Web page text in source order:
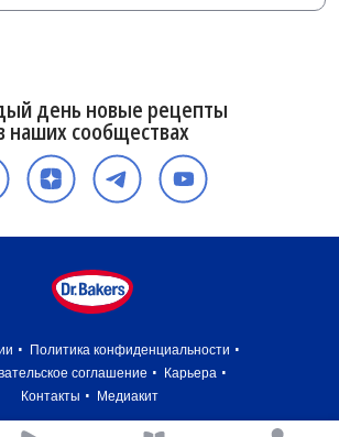
день новые рецепты
наших сообществах
Политика конфиденциальности
соглашение
Карьера
Контакты
Медиакит